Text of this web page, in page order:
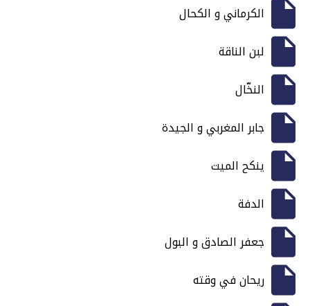
الكرماني و الكحال
لبن الناقة
النخّال
جابر المغربي و الجيدة
ينكح الميت
الدفة
جعفر الصادق و البول
ريحان في وقته